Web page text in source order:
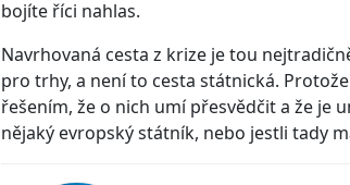
bojíte říci nahlas.
Navrhovaná cesta z krize je tou
pro trhy, a není to cesta státnická.
řešením, že o nich umí přesvědčit a že je
nějaký evropský státník, nebo jestli tady